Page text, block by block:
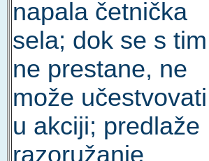
napala četnička
sela; dok se s tim
ne prestane, ne
može učestvovati
u akciji; predlaže
razoružanje